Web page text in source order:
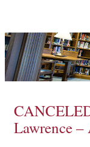
Lawrence –